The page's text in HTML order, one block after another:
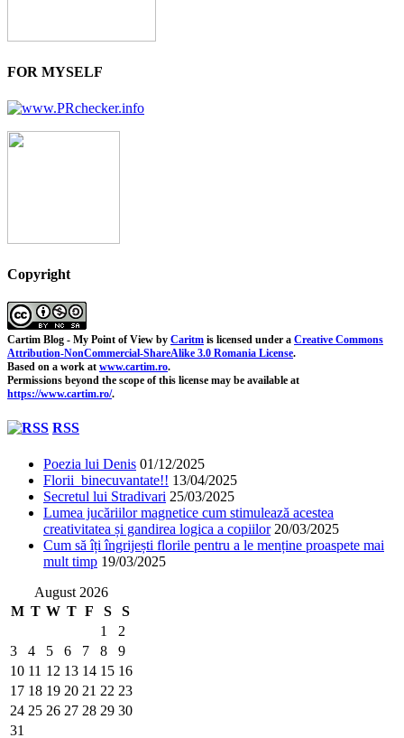
FOR MYSELF
Copyright
Cartim Blog - My Point of View by Caritm is licensed under a Creative Commons
Attribution-NonCommercial-ShareAlike 3.0 Romania License.
Based on a work at www.cartim.ro.
Permissions beyond the scope of this license may be available at
https://www.cartim.ro/.
RSS
Poezia lui Denis 01/12/2025
Florii binecuvantate!! 13/04/2025
Secretul lui Stradivari 25/03/2025
Lumea jucăriilor magnetice cum stimulează acestea
creativitatea și gandirea logica a copiilor 20/03/2025
Cum să îți îngrijești florile pentru a le menține proaspete mai
mult timp 19/03/2025
August 2026
M T W T F S
S
1
2
3
4 5 6 7 8
9
10 11 12 13 14 15 16
17 18 19 20 21 22 23
24 25 26 27 28 29 30
31